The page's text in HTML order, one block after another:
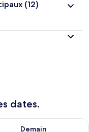
(12)
dates.
9 - août 10
Demain
la disponibilité pour